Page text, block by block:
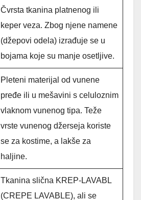
Čvrsta tkanina platnenog ili
keper veza. Zbog njene namene
(džepovi odela) izrađuje se u
bojama koje su manje osetljive.
Pleteni materijal od vunene
pređe ili u mešavini s celuloznim
vlaknom vunenog tipa. Teže
vrste vunenog džerseja koriste
se za kostime, a lakše za
haljine.
Tkanina slična KREP-LAVABL
(CREPE LAVABLE), ali se